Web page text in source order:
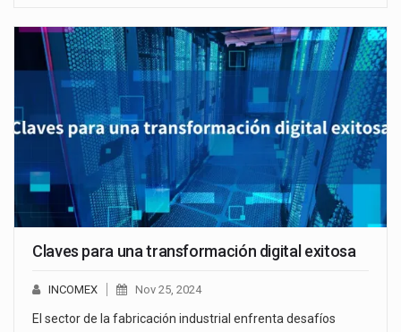
Claves para una transformación digital exitosa
INCOMEX Nov 25, 2024
El sector de la fabricación industrial enfrenta desafíos